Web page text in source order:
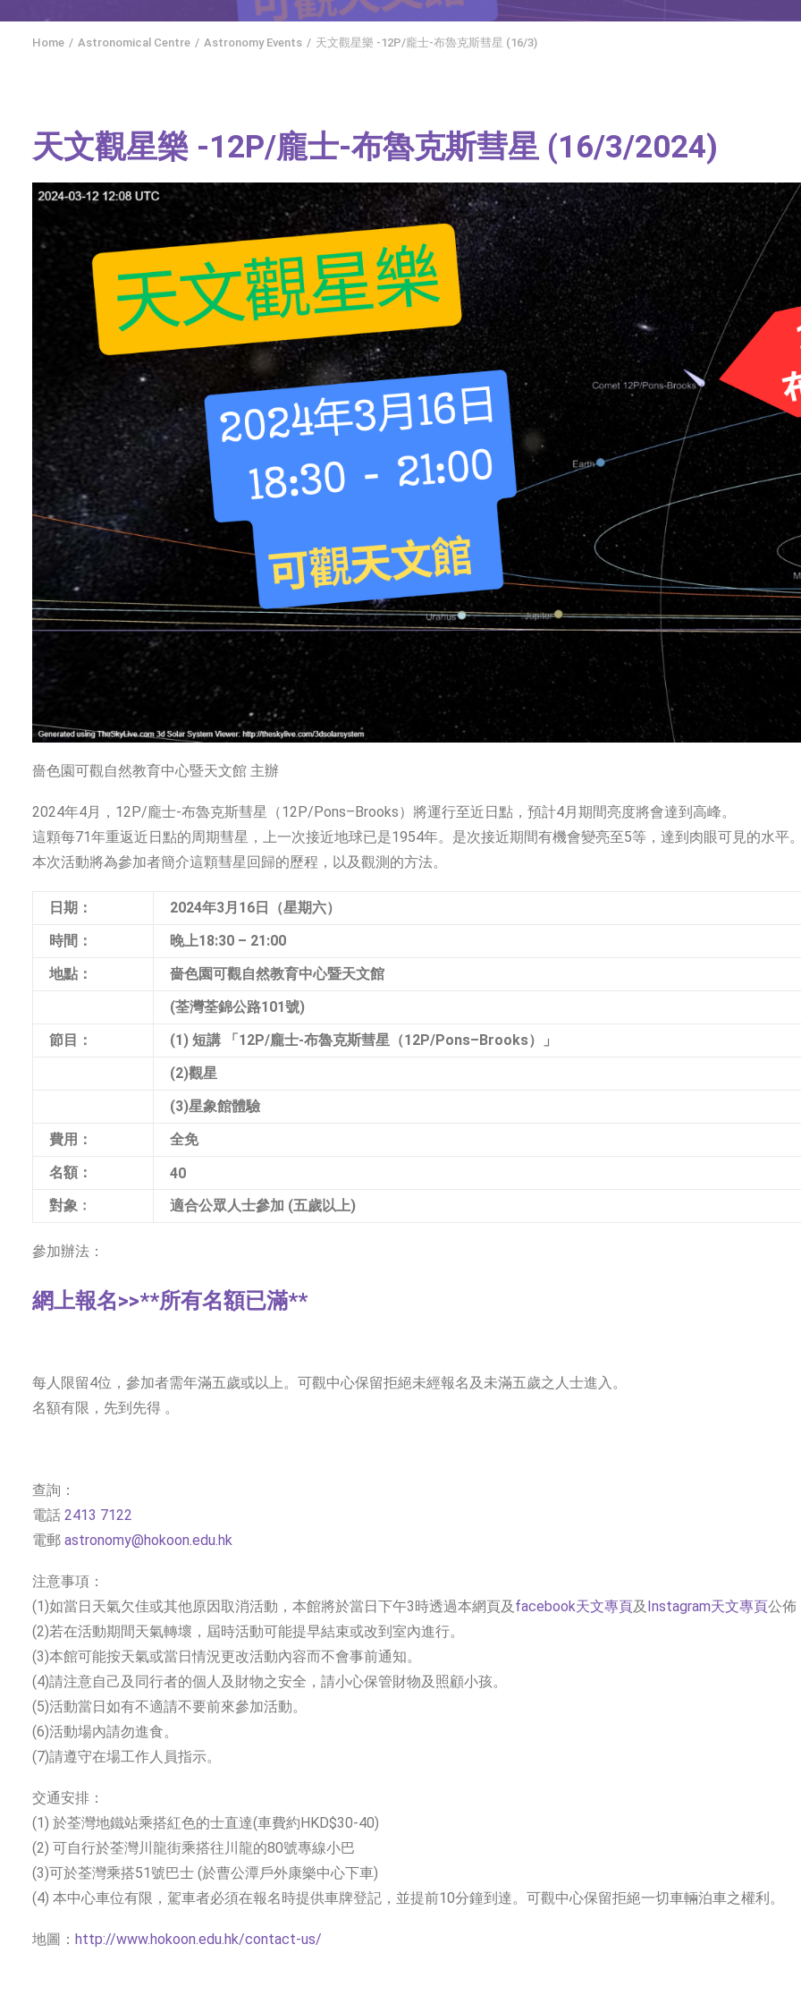
Home Astronomical Centre Astronomy Events 天文觀星樂 -12P/龐士-布魯克斯彗星 (16/3)
天文觀星樂 -12P/龐士-布魯克斯彗星 (16/3/2024)
嗇色園可觀自然教育中心暨天文館 主辦
2024年4月，12P/龐士-布魯克斯彗星（12P/Pons–Brooks）將運行至近日點，預計4月期間亮度將會達到高峰。
這顆每71年重返近日點的周期彗星，上一次接近地球已是1954年。是次接近期間有機會變亮至5等，達到肉眼可見的水平
本次活動將為參加者簡介這顆彗星回歸的歷程，以及觀測的方法。
日期：
2024年3月16日（星期六）
時間：
晚上18:30 – 21:00
地點：
嗇色園可觀自然教育中心暨天文館
(荃灣荃錦公路101號)
節目：
(1) 短講 「12P/龐士-布魯克斯彗星（12P/Pons–Brooks）」
(2)觀星
(3)星象館體驗
費用：
全免
名額：
40
對象﹕
適合公眾人士參加 (五歲以上)
參加辦法：
網上報名>>**所有名額已滿**
每人限留4位，參加者需年滿五歲或以上。可觀中心保留拒絕未經報名及未滿五歲之人士進入。
名額有限，先到先得 。
查詢：
電話 2413 7122
電郵 astronomy@hokoon.edu.hk
注意事項：
(1)如當日天氣欠佳或其他原因取消活動，本館將於當日下午3時透過本網頁及 facebook天文專頁及 Instagram天文專頁公佈
(2)若在活動期間天氣轉壞，屆時活動可能提早結束或改到室內進行。
(3)本館可能按天氣或當日情況更改活動內容而不會事前通知。
(4)請注意自己及同行者的個人及財物之安全，請小心保管財物及照顧小孩。
(5)活動當日如有不適請不要前來參加活動。
(6)活動場內請勿進食。
(7)請遵守在場工作人員指示。
交通安排：
(1) 於荃灣地鐵站乘搭紅色的士直達(車費約HKD$30-40)
(2) 可自行於荃灣川龍街乘搭往川龍的80號專線小巴
(3)可於荃灣乘搭51號巴士 (於曹公潭戶外康樂中心下車)
(4) 本中心車位有限，駕車者必須在報名時提供車牌登記，並提前10分鐘到達。可觀中心保留拒絕一切車輛泊車之權利。
地圖： http://www.hokoon.edu.hk/contact-us/